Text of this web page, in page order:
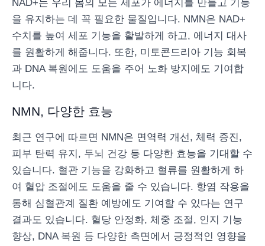
NAD+는 우리 몸의 모든 세포가 에너지를 만들고 기능
을 유지하는 데 꼭 필요한 물질입니다. NMN은 NAD+
수치를 높여 세포 기능을 활발하게 하고, 에너지 대사
를 원활하게 해줍니다. 또한, 미토콘드리아 기능 회복
과 DNA 복원에도 도움을 주어 노화 방지에도 기여합
니다.
NMN, 다양한 효능
최근 연구에 따르면 NMN은 면역력 개선, 체력 증진,
피부 탄력 유지, 두뇌 건강 등 다양한 효능을 기대할 수
있습니다. 혈관 기능을 강화하고 혈류를 원활하게 하
여 혈압 조절에도 도움을 줄 수 있습니다. 항염 작용을
통해 심혈관계 질환 예방에도 기여할 수 있다는 연구
결과도 있습니다. 혈당 안정화, 체중 조절, 인지 기능
향상, DNA 복원 등 다양한 측면에서 긍정적인 영향을